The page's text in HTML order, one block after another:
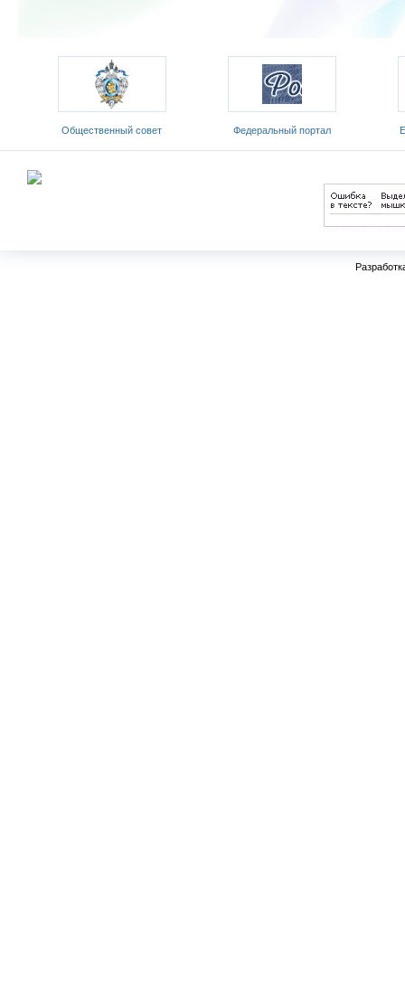
Общественный совет
Министерства образования и
Федеральный портал
«Российское образование»